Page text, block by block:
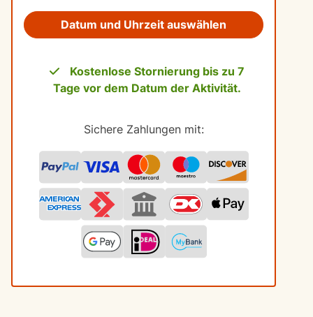
Datum und Uhrzeit auswählen
Kostenlose Stornierung bis zu 7
Tage vor dem Datum der Aktivität.
Sichere Zahlungen mit: